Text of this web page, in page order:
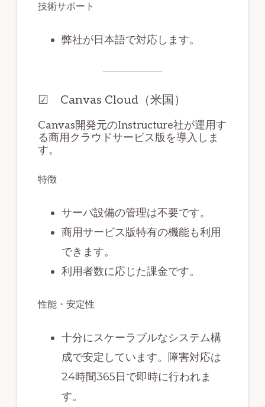
技術サポート
弊社が日本語で対応します。
☑︎ Canvas Cloud（米国）
Canvas開発元のInstructure社が運用す
る商用クラウドサービス版を導入しま
す。
特徴
サーバ設備の管理は不要です。
商用サービス版特有の機能も利用
できます。
利用者数に応じた課金です。
性能・安定性
十分にスケーラブルなシステム構
成で安定しています。障害対応は
24時間365日で即時に行われま
す。